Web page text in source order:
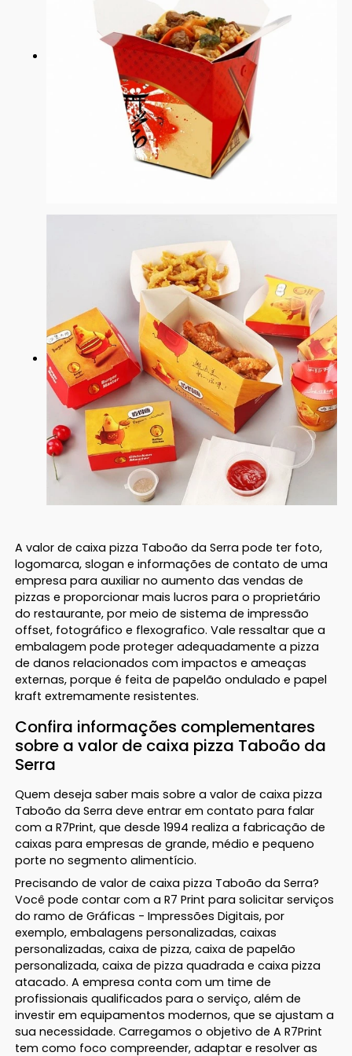
A valor de caixa pizza Taboão da Serra pode ter foto,
logomarca, slogan e informações de contato de uma
empresa para auxiliar no aumento das vendas de
pizzas e proporcionar mais lucros para o proprietário
do restaurante, por meio de sistema de impressão
offset, fotográfico e flexografico. Vale ressaltar que a
embalagem pode proteger adequadamente a pizza
de danos relacionados com impactos e ameaças
externas, porque é feita de papelão ondulado e papel
kraft extremamente resistentes.
Confira informações complementares
sobre a valor de caixa pizza Taboão da
Serra
Quem deseja saber mais sobre a valor de caixa pizza
Taboão da Serra deve entrar em contato para falar
com a R7Print, que desde 1994 realiza a fabricação de
caixas para empresas de grande, médio e pequeno
porte no segmento alimentício.
Precisando de valor de caixa pizza Taboão da Serra?
Você pode contar com a R7 Print para solicitar serviços
do ramo de Gráficas - Impressões Digitais, por
exemplo, embalagens personalizadas, caixas
personalizadas, caixa de pizza, caixa de papelão
personalizada, caixa de pizza quadrada e caixa pizza
atacado. A empresa conta com um time de
profissionais qualificados para o serviço, além de
investir em equipamentos modernos, que se ajustam a
sua necessidade. Carregamos o objetivo de A R7Print
tem como foco compreender, adaptar e resolver as